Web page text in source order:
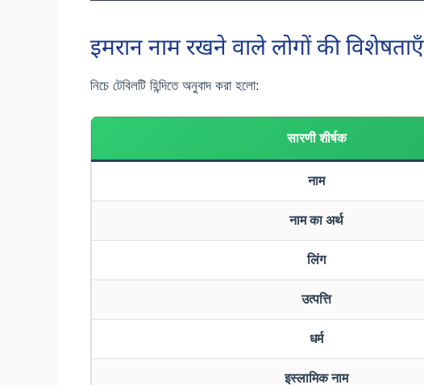
इमरान नाम रखने वाले लोगों की विशेषताएँ
নিচে টেবিলটি হিন্দিতে অনুবাদ করা হলো:
सारणी शीर्षक
नाम
नाम का अर्थ
लिंग
उत्पत्ति
धर्म
इस्लामिक नाम